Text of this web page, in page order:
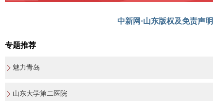
中新网·山东版权及免责声明
专题推荐
魅力青岛
山东大学第二医院